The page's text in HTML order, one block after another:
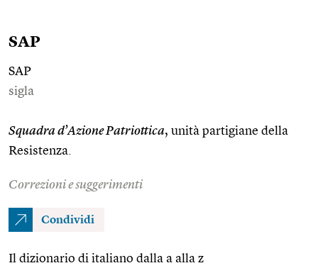
SAP
SAP
sigla
Squadra d’Azione Patriottica, unità partigiane della
Resistenza.
Correzioni e suggerimenti
Condividi
Il dizionario di italiano dalla a alla z